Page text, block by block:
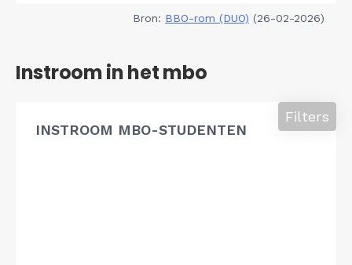
Bron: BBO-rom (DUO) (26-02-2026)
Instroom in het mbo
INSTROOM MBO-STUDENTEN
Filters